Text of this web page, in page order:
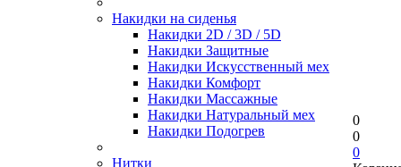
Накидки на сиденья
Накидки 2D / 3D / 5D
Накидки Защитные
Накидки Искусственный мех
Накидки Комфорт
Накидки Массажные
Накидки Натуральный мех
Накидки Подогрев
Нитки
0
0
0